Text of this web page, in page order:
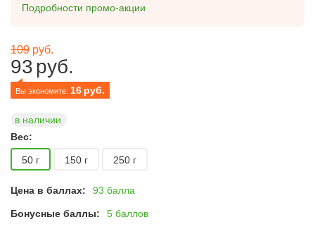
Подробности промо-акции
109 руб.
93руб.
Вы экономите: 16 руб.
в наличии
Вес:
50 г 150 г 250 г
Цена в баллах: 93 балла
Бонусные баллы: 5 баллов